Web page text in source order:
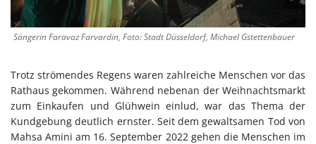
Sängerin Faravaz Farvardin, Foto: Stadt Düsseldorf, Michael Gstettenbauer
Trotz strömendes Regens waren zahlreiche Menschen vor das
Rathaus gekommen. Während nebenan der Weihnachtsmarkt
zum Einkaufen und Glühwein einlud, war das Thema der
Kundgebung deutlich ernster. Seit dem gewaltsamen Tod von
Mahsa Amini am 16. September 2022 gehen die Menschen im